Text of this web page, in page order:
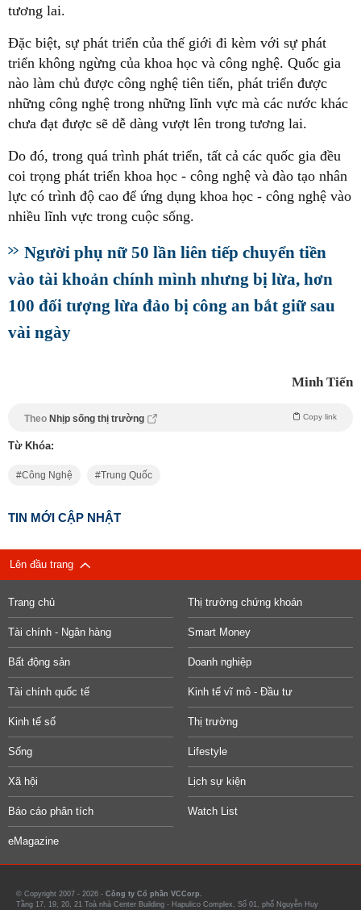
tương lai.
Đặc biệt, sự phát triển của thế giới đi kèm với sự phát
triển không ngừng của khoa học và công nghệ. Quốc gia
nào làm chủ được công nghệ tiên tiến, phát triển được
những công nghệ trong những lĩnh vực mà các nước khác
chưa đạt được sẽ dễ dàng vượt lên trong tương lai.
Do đó, trong quá trình phát triển, tất cả các quốc gia đều
coi trọng phát triển khoa học - công nghệ và đào tạo nhân
lực có trình độ cao để ứng dụng khoa học - công nghệ vào
nhiều lĩnh vực trong cuộc sống.
Người phụ nữ 50 lần liên tiếp chuyển tiền
vào tài khoản chính mình nhưng bị lừa, hơn
100 đối tượng lừa đảo bị công an bắt giữ sau
vài ngày
Minh Tiến
Theo Nhịp sống thị trường Copy link
Từ Khóa:
Công Nghệ Trung Quốc
TIN MỚI CẬP NHẬT
Lên đầu trang
Trang chủ Thị trường chứng khoán
Tài chính - Ngân hàng Smart Money
Bất động sản Doanh nghiệp
Tài chính quốc tế Kinh tế vĩ mô - Đầu tư
Kinh tế số Thị trường
Sống Lifestyle
Xã hội Lịch sự kiện
Báo cáo phân tích Watch List
eMagazine
© Copyright 2007 - 2026 - Công ty Cổ phần VCCorp.
Tầng 17, 19, 20, 21 Toà nhà Center Building - Hapulico Complex, Số 01, phố Nguyễn Huy